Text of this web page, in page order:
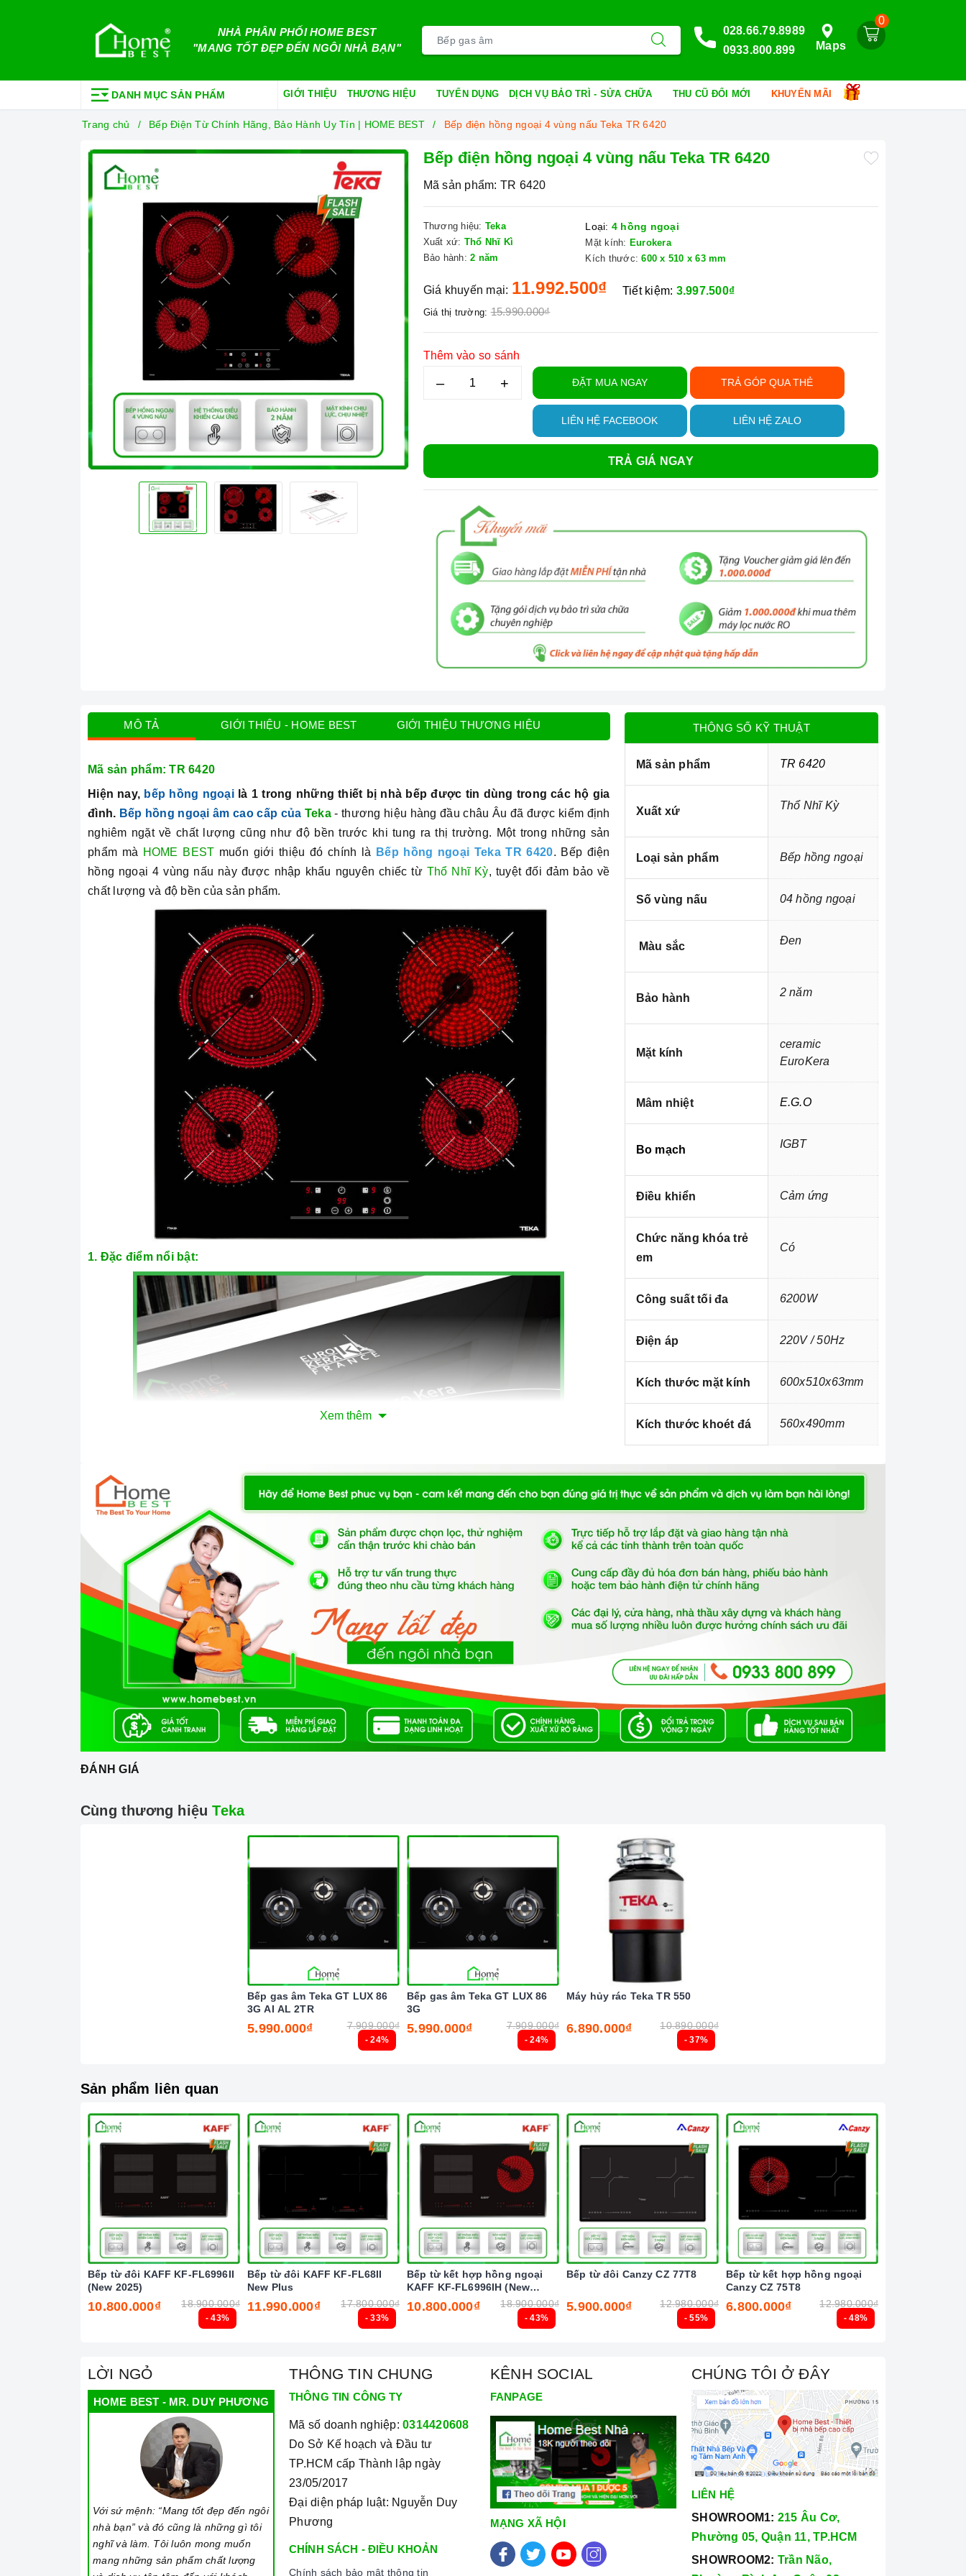
NHÀ PHÂN PHỐI HOME BEST
"MANG TỐT ĐẸP ĐẾN NGÔI NHÀ BẠN"
0
Maps
028.66.79.8989
0933.800.899
DANH MỤC SẢN PHẨM GIỚI THIỆU THƯƠNG HIỆU TUYỂN DỤNG DỊCH VỤ BẢO TRÌ - SỬA CHỮA THU CŨ ĐỔI MỚI KHUYẾN MÃI
Trang chủ Bếp Điện Từ Chính Hãng, Bảo Hành Uy Tín | HOME BEST Bếp điện hồng ngoại 4 vùng nấu Teka TR 6420
Bếp điện hồng ngoại 4 vùng nấu Teka TR 6420
Mã sản phẩm: TR 6420
Thương hiệu: Teka
Xuất xứ: Thổ Nhĩ Kì
Bảo hành: 2 năm
Loại: 4 hồng ngoại
Mặt kính: Eurokera
Kích thước: 600 x 510 x 63 mm
Giá khuyến mại: 11.992.500₫
Giá thị trường: 15.990.000₫
Tiết kiệm: 3.997.500₫
Thêm vào so sánh
– + ĐẶT MUA NGAY TRẢ GÓP QUA THẺ
LIÊN HỆ FACEBOOK LIÊN HỆ ZALO
TRẢ GIÁ NGAY
MÔ TẢ GIỚI THIỆU - HOME BEST GIỚI THIỆU THƯƠNG HIỆU
Mã sản phẩm:TR 6420
Hiện nay, bếp hồng ngoạilà 1 trong những thiết bị nhà bếp được tin dùng trong các hộ gia
đình. Bếp hồng ngoại âm cao cấp của Teka - thương hiệu hàng đầu châu Âu đã được kiểm định
nghiêm ngặt về chất lượng cũng như độ bền trước khi tung ra thị trường. Một trong những sản
phẩm mà HOME BEST muốn giới thiệu đó chính là Bếp hồng ngoại Teka TR 6420. Bếp điện
hồng ngoại 4 vùng nấu này được nhập khẩu nguyên chiếc từ Thổ Nhĩ Kỳ, tuyệt đối đảm bảo về
chất lượng và độ bền của sản phẩm.
1. Đặc điểm nổi bật:
- Mặt kính Euro Kera siêu bền, sáng bóng, chịu nhiệt, lực cao.
=> Xem thêm: Phân loại các mặt kính của bếp điện
-Bếp điện hồng ngoại4 vùng nấu
- Bo mạch IGBT Siemen
- 9 dải công suất cảm ứng
Xem thêm:Ưu điểm của bảng điều khiển cảm ứng
2. Tính năng nổi bật:
- Công nghệ Inverter tiết kiệm điện
Một số tính năng của bếp điện
Tính năng an toàn
- Chức năng Child Lock (Khóa trẻ em - Khóa bảng điều khiển)
- Chức năng tự động ngắt khi nóng quá tải
- Chức năng tự động tắt khi không sử dụng
- Chức năng cảnh báo đang nấu nồi không
- Chức năng cảnh báo nồi không phù hợp
=> Xem thêm:Một số tiện ích thông minh của bếp điện hiện nay
Home Best Care
Xem thêm
THÔNG SỐ KỸ THUẬT
Mã sản phẩm TR 6420
Xuất xứ Thổ Nhĩ Kỳ
Loại sản phẩm Bếp hồng ngoại
Số vùng nấu 04 hồng ngoại
Màu sắc Đen
Bảo hành 2 năm
Mặt kính
ceramic
EuroKera
Mâm nhiệt E.G.O
Bo mạch IGBT
Điều khiển Cảm ứng
Chức năng khóa trẻ
em
Có
Công suất tối đa 6200W
Điện áp 220V / 50Hz
Kích thước mặt kính 600x510x63mm
Kích thước khoét đá 560x490mm
ĐÁNH GIÁ
Cùng thương hiệuTeka
- 24%
Bếp gas âm Teka GT LUX 86
3G AI AL 2TR
5.990.000₫ 7.909.000₫
- 24%
Bếp gas âm Teka GT LUX 86
3G
5.990.000₫ 7.909.000₫
- 37%
Máy hủy rác Teka TR 550
6.890.000₫ 10.890.000₫
Sản phẩm liên quan
- 43%
Bếp từ đôi KAFF KF-FL6996II
(New 2025)
10.800.000₫ 18.900.000₫
- 33%
Bếp từ đôi KAFF KF-FL68II
New Plus
11.990.000₫ 17.800.000₫
- 43%
Bếp từ kết hợp hồng ngoại
KAFF KF-FL6996IH (New
2025)
10.800.000₫ 18.900.000₫
- 55%
Bếp từ đôi Canzy CZ 77T8
5.900.000₫ 12.980.000₫
- 48%
Bếp từ kết hợp hồng ngoại
Canzy CZ 75T8
6.800.000₫ 12.980.000₫
LỜI NGỎ
HOME BEST - MR. DUY PHƯƠNG
Với sứ mệnh: “Mang tốt đẹp đến ngôi
nhà bạn” và đó cũng là những gì tôi
nghĩ và làm. Tôi luôn mong muốn
mang những sản phẩm chất lượng
THÔNG TIN CHUNG
THÔNG TIN CÔNG TY
Mã số doanh nghiệp: 0314420608
Do Sở Kế hoạch và Đầu tư
TP.HCM cấp Thành lập ngày
23/05/2017
Đại diện pháp luật: Nguyễn Duy
Phương
CHÍNH SÁCH - ĐIỀU KHOẢN
Chính sách bảo mật thông tin
KÊNH SOCIAL
FANPAGE
MẠNG XÃ HỘI
CHÚNG TÔI Ở ĐÂY
LIÊN HỆ
SHOWROOM1: 215 Âu Cơ,
Phường 05, Quận 11, TP.HCM
SHOWROOM2: Trần Não,